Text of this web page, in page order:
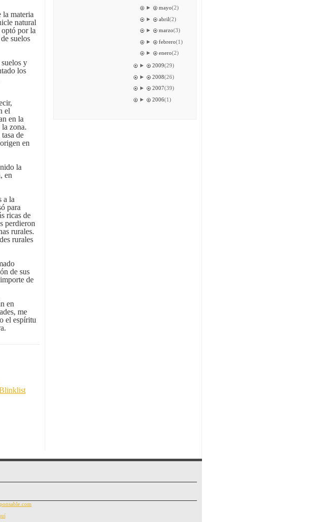
la materia
natural
por la
suelos
y
los
el
en la
zona.
de
en
la
en
a la
para
ricas de
perdieron
rurales.
rurales
de sus
de
en
me
el espíritu
►
mayo(2)
►
abril(2)
►
marzo(3)
►
febrero(1)
►
enero(2)
► 2009(29)
►
2008(26)
►
2007(39)
►
2006(1)